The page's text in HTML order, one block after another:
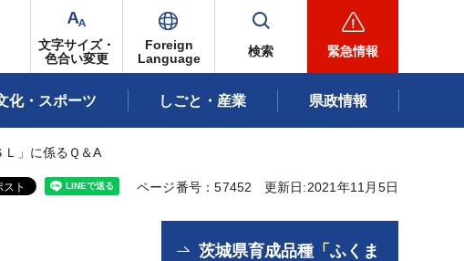
文字サイズ・
色合い変更
Foreign
Language
検索 緊急情報
化・スポーツ しごと・産業 県政情報
」に係るＱ＆A
ページ番号：57452 更新日:2021年11月5日
茨城県育成品種「ふくま